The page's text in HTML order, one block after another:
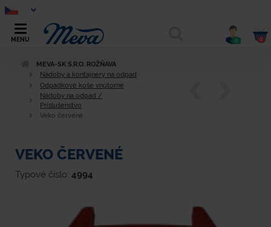
MENU 0 0
MEVA-SK S.R.O. ROŽŇAVA
Nádoby a kontajnery na odpad
Odpadkové koše vnútorné
Nádoby na odpad /
Príslušenstvo
Veko červené
VEKO ČERVENÉ
Typové číslo: 4994